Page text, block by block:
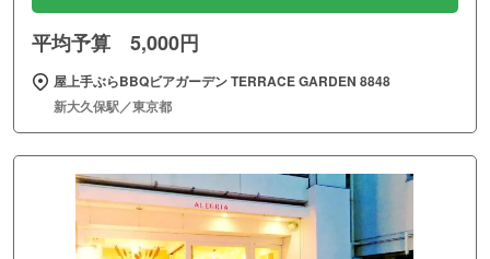
平均予算 5,000円
屋上手ぶらBBQビアガーデン TERRACE GARDEN 8848
新大久保駅／東京都